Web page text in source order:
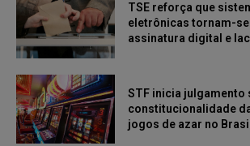
TSE reforça que
eletrônicas tornam-
assinatura digital e
STF inicia julgamento
constitucionalidade
jogos de azar no Brasil